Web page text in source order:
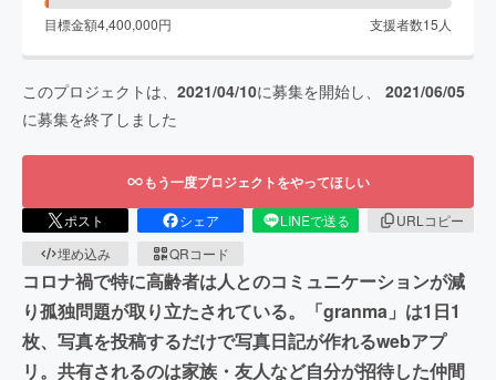
目標金額4,400,000円 支援者数15 人
このプロジェクトは、 2021/04/10に募集を開始し、 2021/06/05
に募集を終了しました
もう一度プロジェクトをやってほしい
ポスト シェア LINEで送る
URLコピー
埋め込み
QRコード
コロナ禍で特に高齢者は人とのコミュニケーションが減
り孤独問題が取り立たされている。「granma」は1日1
枚、写真を投稿するだけで写真日記が作れるwebアプ
リ。共有されるのは家族・友人など自分が招待した仲間